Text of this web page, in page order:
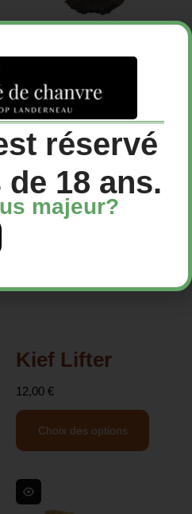
Ice-o-lator
12,00€
Choix des options
Kief Lifter
12,00 €
Choix des options
réservé
18 ans.
majeur?